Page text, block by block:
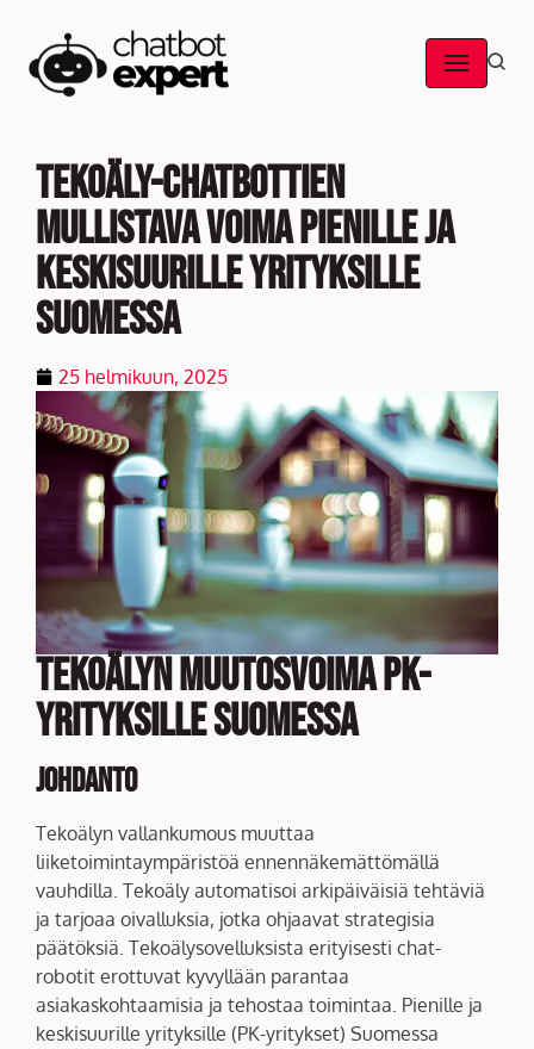
Skip
Tekoäly-chatbottien
mullistava voima pienille ja
keskisuurille yrityksille
Suomessa
25 helmikuun, 2025
Tekoälyn muutosvoima PK-
yrityksille Suomessa
Johdanto
Tekoälyn vallankumous muuttaa
liiketoimintaympäristöä ennennäkemättömällä
vauhdilla. Tekoäly automatisoi arkipäiväisiä tehtäviä
ja tarjoaa oivalluksia, jotka ohjaavat strategisia
päätöksiä. Tekoälysovelluksista erityisesti chat-
robotit erottuvat kyvyllään parantaa
asiakaskohtaamisia ja tehostaa toimintaa. Pienille ja
keskisuurille yrityksille (PK-yritykset) Suomessa